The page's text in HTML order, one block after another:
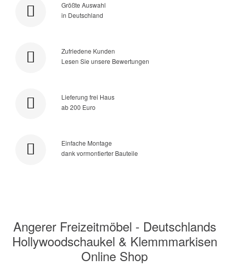
Größte Auswahl
in Deutschland
Zufriedene Kunden
Lesen Sie unsere Bewertungen
Lieferung frei Haus
ab 200 Euro
Einfache Montage
dank vormontierter Bauteile
Angerer Freizeitmöbel - Deutschlands
Hollywoodschaukel & Klemmmarkisen
Online Shop